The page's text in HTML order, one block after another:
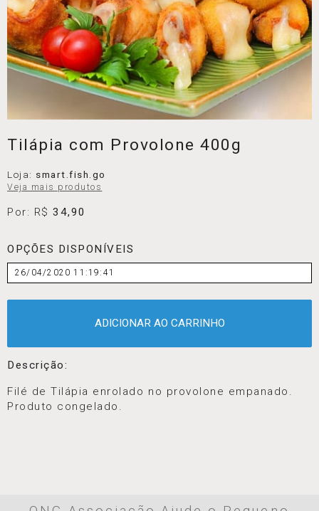
Tilápia com Provolone 400g
Loja: smart.fish.go
Veja mais produtos
Por: R$34,90
OPÇÕES DISPONÍVEIS
26/04/2020 11:19:41
ADICIONAR AO CARRINHO
Descrição:
Filé de Tilápia enrolado no provolone empanado.
Produto congelado.